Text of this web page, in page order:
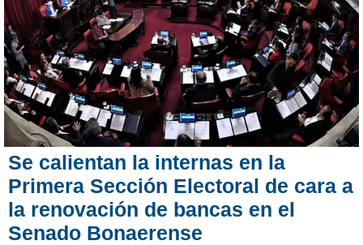
Se calientan la internas en la
Primera Sección Electoral de cara a
la renovación de bancas en el
Senado Bonaerense